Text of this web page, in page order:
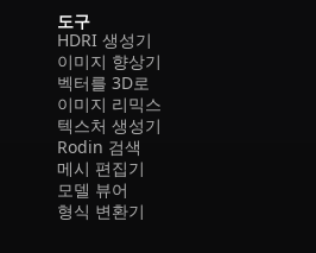
도구
HDRI 생성기
이미지 향상기
벡터를 3D로
이미지 리믹스
텍스처 생성기
Rodin 검색
메시 편집기
모델 뷰어
형식 변환기